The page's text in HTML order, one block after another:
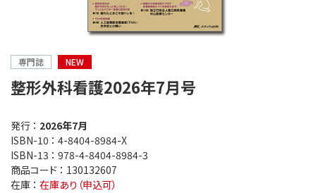
専門誌 NEW
整形外科看護2026年7月号
発行 ： 2026年7月
ISBN-10 ： 4-8404-8984-X
ISBN-13 ： 978-4-8404-8984-3
商品コード ： 130132607
在庫 ： 在庫あり（申込可）